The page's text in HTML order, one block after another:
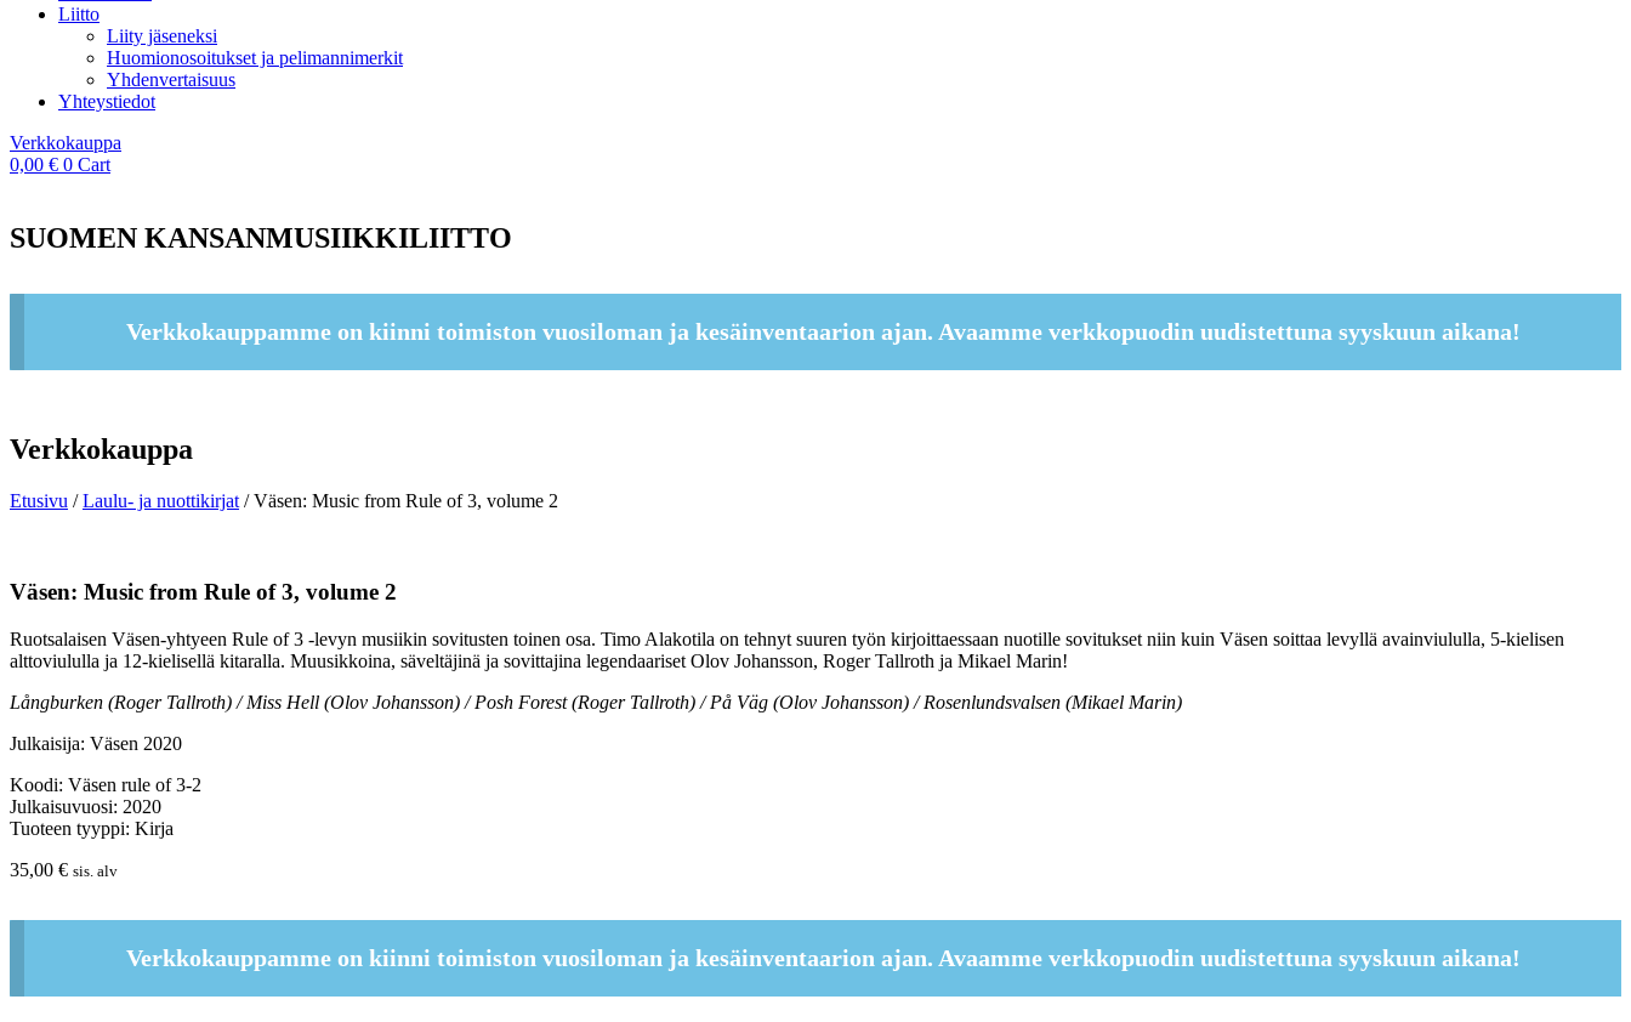
Liitto
Liity jäseneksi
Huomionosoitukset ja pelimannimerkit
Yhdenvertaisuus
Yhteystiedot
Verkkokauppa
0,00 € 0 Cart
SUOMEN KANSANMUSIIKKILIITTO
Verkkokauppamme on kiinni toimiston vuosiloman ja kesäinventaarion ajan. Avaamme verkkopuodin uudistettuna syyskuun aikana!
Verkkokauppa
Etusivu /Laulu- ja nuottikirjat / Väsen: Music from Rule of 3, volume 2
Väsen: Music from Rule of 3, volume 2
Ruotsalaisen Väsen-yhtyeen Rule of 3 -levyn musiikin sovitusten toinen osa. Timo Alakotila on tehnyt suuren työn kirjoittaessaan nuotille sovitukset niin kuin Väsen soittaa levyllä avainviululla, 5-kielisen
alttoviululla ja 12-kielisellä kitaralla. Muusikkoina, säveltäjinä ja sovittajina legendaariset Olov Johansson, Roger Tallroth ja Mikael Marin!
Långburken (Roger Tallroth) / Miss Hell (Olov Johansson) / Posh Forest (Roger Tallroth) / På Väg (Olov Johansson) / Rosenlundsvalsen (Mikael Marin)
Julkaisija: Väsen 2020
Koodi: Väsen rule of 3-2
Julkaisuvuosi: 2020
Tuoteen tyyppi: Kirja
35,00 € sis. alv
Verkkokauppamme on kiinni toimiston vuosiloman ja kesäinventaarion ajan. Avaamme verkkopuodin uudistettuna syyskuun aikana!